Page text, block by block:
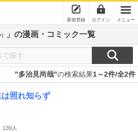
新規登録 ログイン メニュー
」の漫画・コミック一覧
"多治見尚哉"の検索結果1～2件/全2件
照れ知らず
139人